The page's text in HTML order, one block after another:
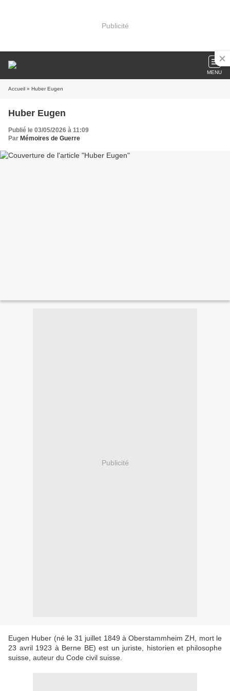
Publicité
MENU
Accueil » Huber Eugen
Huber Eugen
Publié le 03/05/2026 à 11:09
Par Mémoires de Guerre
Publicité
Eugen Huber (né le 31 juillet 1849 à Oberstammheim ZH, mort le
23 avril 1923 à Berne BE) est un juriste, historien et philosophe
suisse, auteur du Code civil suisse.